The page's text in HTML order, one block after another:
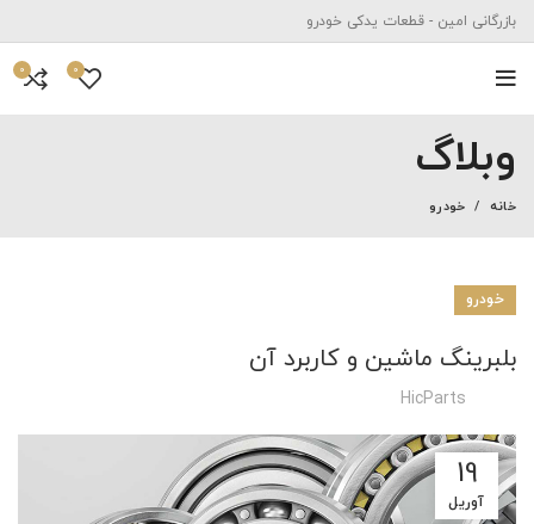
بازرگانی امین - قطعات یدکی خودرو
0
0
وبلاگ
خانه خودرو
خودرو
بلبرینگ ماشین و کاربرد آن
HicParts
19
آوریل